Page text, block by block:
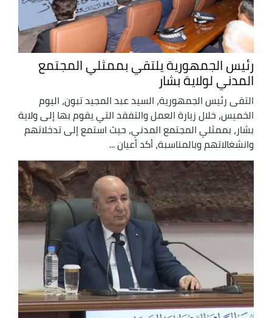
رئيس الجمهورية يلتقي بممثلي المجتمع
المدني لولاية بشار
التقى رئيس الجمهورية، السيد عبد المجيد تبون، اليوم
الخميس، خلال زيارة العمل والتفقد التي يقوم بها إلى ولاية
بشار، بممثلي المجتمع المدني، حيث استمع إلى تدخلاتهم
وانشغالاتهم وبالمناسبة، أكد أعيان ...